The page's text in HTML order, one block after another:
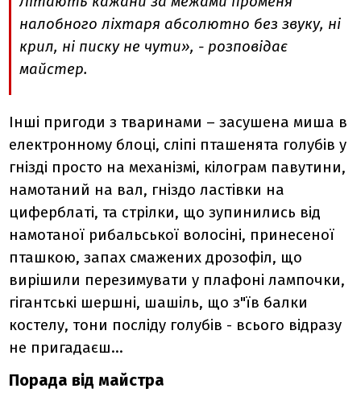
налобного ліхтаря абсолютно без звуку, ні
крил, ні писку не чути», - розповідає
майстер.
Інші пригоди з тваринами – засушена миша в
електронному блоці, сліпі пташенята голубів у
гнізді просто на механізмі, кілограм павутини,
намотаний на вал, гніздо ластівки на
циферблаті, та стрілки, що зупинились від
намотаної рибальської волосіні, принесеної
пташкою, запах смажених дрозофіл, що
вирішили перезимувати у плафоні лампочки,
гігантські шершні, шашіль, що з"їв балки
костелу, тони посліду голубів - всього відразу
не пригадаєш...
Порада від майстра